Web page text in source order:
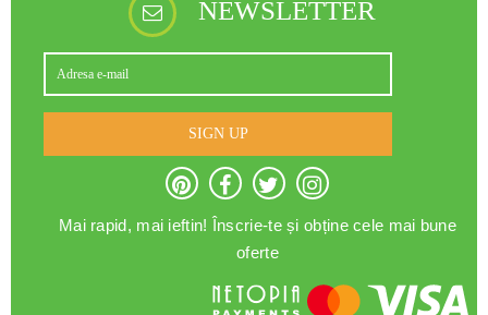
NEWSLETTER
SIGN UP
Mai rapid, mai ieftin! Înscrie-te și obține cele mai bune
oferte